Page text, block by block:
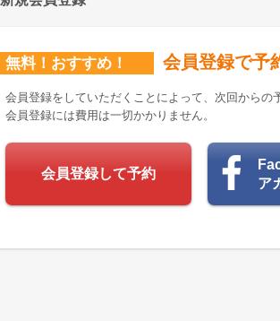
【COVER HAIRグループ≪公式≫ネット予約限定】
【1650円分のメニューが無料サービス】
無料！おすすめ！ 会員登録で予
会員登録をしていただくことによって、次回からの
会員登録には費用は一切かかりません。
会員登録して予約
ア